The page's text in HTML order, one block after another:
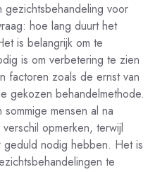
voor
hoe lang duurt het
is belangrijk om te
is om verbetering te zien
factoren zoals de ernst van
gekozen behandelmethode.
mensen al na
opmerken, terwijl
geduld nodig hebben. Het is
te